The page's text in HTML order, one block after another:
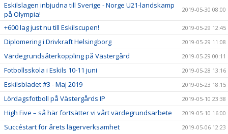
Eskilslagen inbjudna till Sverige - Norge U21-landskamp
på Olympia!
2019-05-30 08:00
+600 lag just nu till Eskilscupen! 2019-05-29 12:45
Diplomering i Drivkraft Helsingborg 2019-05-29 11:08
Värdegrundsåterkoppling på Västergård 2019-05-29 00:11
Fotbollsskola i Eskils 10-11 juni 2019-05-28 13:16
Eskilsbladet #3 - Maj 2019 2019-05-23 18:15
Lördagsfotboll på Västergårds IP 2019-05-10 23:38
High Five – så här fortsätter vi vårt värdegrundsarbete 2019-05-10 16:00
Succéstart för årets lägerverksamhet 2019-05-06 12:23